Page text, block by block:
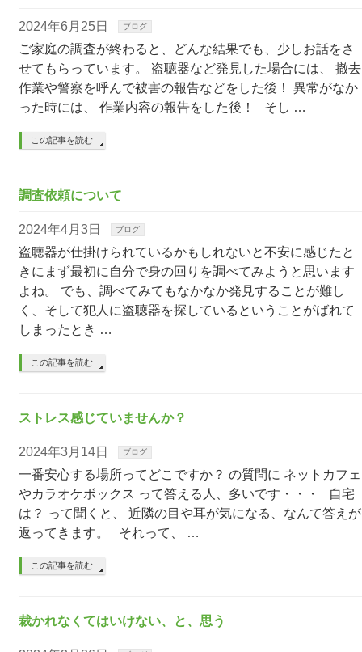
2024年6月25日 ブログ
ご家庭の調査が終わると、どんな結果でも、少しお話をさ
せてもらっています。 盗聴器など発見した場合には、 撤去
作業や警察を呼んで被害の報告などをした後！ 異常がなか
った時には、 作業内容の報告をした後！ そし …
この記事を読む
調査依頼について
2024年4月3日 ブログ
盗聴器が仕掛けられているかもしれないと不安に感じたと
きにまず最初に自分で身の回りを調べてみようと思います
よね。 でも、調べてみてもなかなか発見することが難し
く、そして犯人に盗聴器を探しているということがばれて
しまったとき …
この記事を読む
ストレス感じていませんか？
2024年3月14日 ブログ
一番安心する場所ってどこですか？ の質問に ネットカフェ
やカラオケボックス って答える人、多いです・・・ 自宅
は？ って聞くと、 近隣の目や耳が気になる、なんて答えが
返ってきます。 それって、 …
この記事を読む
裁かれなくてはいけない、と、思う